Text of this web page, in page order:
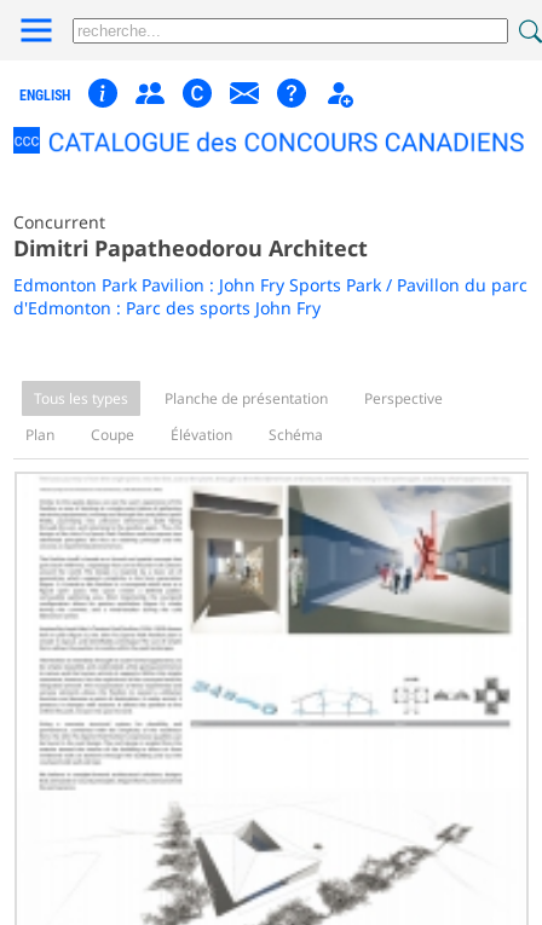
ENGLISH
Concurrent
Dimitri Papatheodorou Architect
Edmonton Park Pavilion : John Fry Sports Park / Pavillon du parc
d'Edmonton : Parc des sports John Fry
Tous les types Planche de présentation
Perspective
Plan
Coupe Élévation Schéma